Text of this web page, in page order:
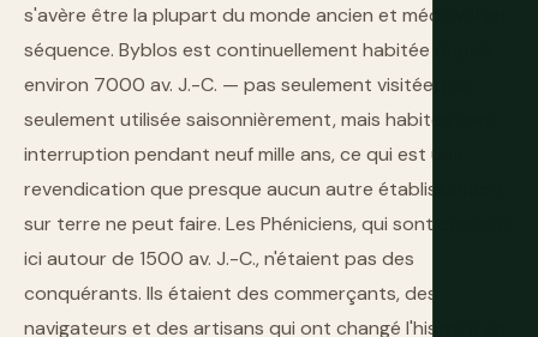
s'avère être la plupart du monde ancien et médiéval en
séquence. Byblos est continuellement habitée depuis
environ 7000 av. J.-C. — pas seulement visitée, pas
seulement utilisée saisonnièrement, mais habitée sans
interruption pendant neuf mille ans, ce qui est une
revendication que presque aucun autre établissement
sur terre ne peut faire. Les Phéniciens, qui sont apparus
ici autour de 1500 av. J.-C., n'étaient pas des
conquérants. Ils étaient des commerçants, des
navigateurs et des artisans qui ont changé l'histoire en